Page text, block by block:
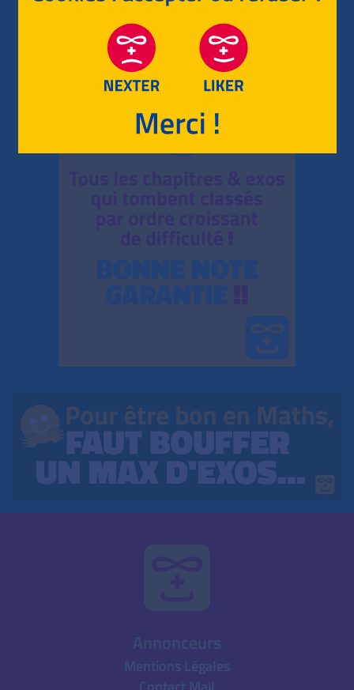
Mentions Légales